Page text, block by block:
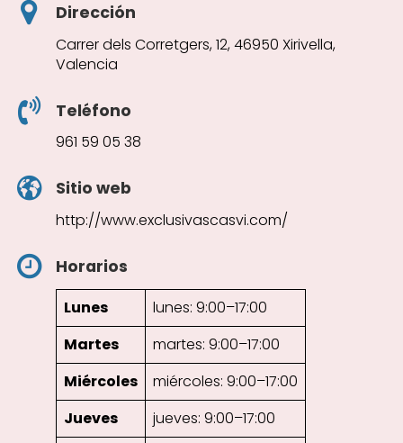
Dirección
Carrer dels Corretgers, 12, 46950 Xirivella,
Valencia
Teléfono
961 59 05 38
Sitio web
http://www.exclusivascasvi.com/
Horarios
Lunes
lunes: 9:00–17:00
Martes
martes: 9:00–17:00
Miércoles
miércoles: 9:00–17:00
Jueves
jueves: 9:00–17:00